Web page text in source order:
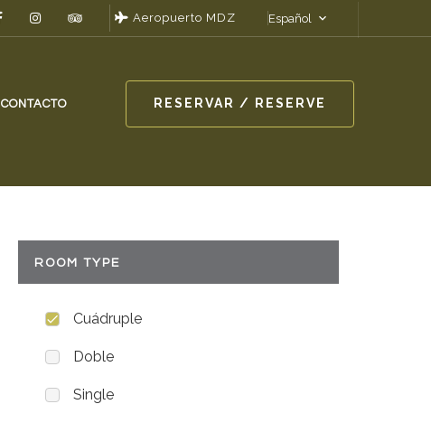
Aeropuerto MDZ Español
CONTACTO RESERVAR / RESERVE
ROOM TYPE
Cuádruple
Doble
Single